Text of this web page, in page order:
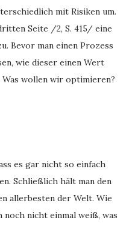
mit Risiken um.
Seite /2, S. 415/ eine
Bevor man einen Prozess
wie dieser einen Wert
wollen wir optimieren?
es gar nicht so einfach
Schließlich hält man den
allerbesten der Welt. Wie
noch nicht einmal weiß, was